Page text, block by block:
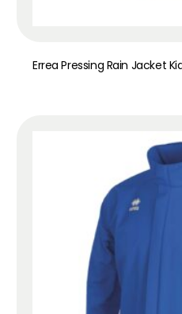
Errea Pressing Rain Jacket